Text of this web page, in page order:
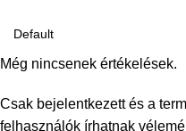
Még nincsenek értékelések.
Csak bejelentkezett és a
felhasználók írhatnak